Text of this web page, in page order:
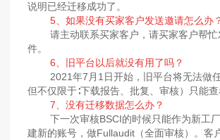
说明已经迁移成功了。
5、如果没有买家客户发送邀请怎么办
请主动联系买家客户，请买家客户帮忙
件。
6、旧平台以后就没有用了吗？
2021年7月1日开始，旧平台将无法做
但不仅限于∶下载报告、批复、审核）只能查
7、没有迁移数据怎么办？
下一次审核BSCI的时候只能作为新工厂
建新的账号，做Fullaudit（全面审核）。客